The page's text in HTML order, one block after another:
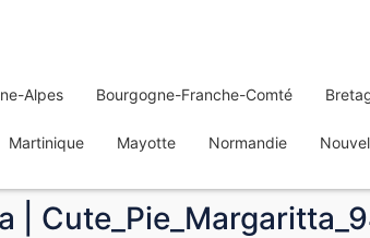
Alpes Bourgogne-Franche-Comté
Martinique Mayotte Normandie
|